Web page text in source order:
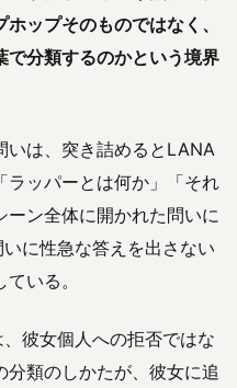
ップそのものではなく、
で分類するのかという境界
いは、突き詰めるとLANA
ラッパーとは何か」「それ
ン全体に開かれた問いに
に性急な答えを出さない
いる。
彼女個人への拒否ではな
類のしかたが、彼女に追